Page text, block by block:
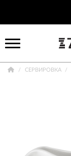
СЕРВИРОВКА